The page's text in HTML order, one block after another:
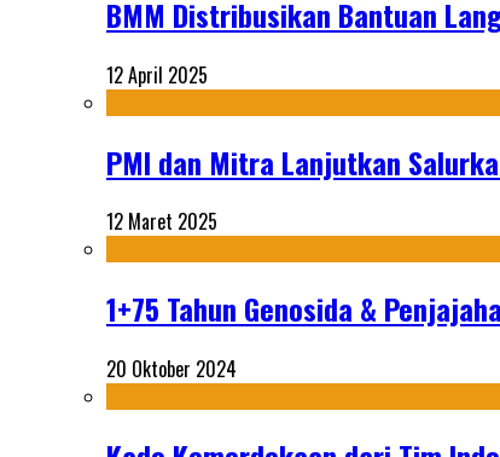
BMM Distribusikan Bantuan
12 April 2025
PMI dan Mitra Lanjutkan
12 Maret 2025
1+75 Tahun Genosida &
20 Oktober 2024